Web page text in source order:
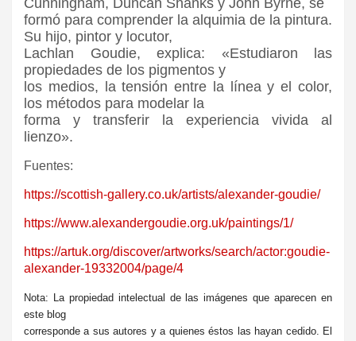
Cunningham, Duncan Shanks y John Byrne, se
formó para comprender la alquimia de la pintura.
Su hijo, pintor y locutor,
Lachlan Goudie, explica: «Estudiaron las
propiedades de los pigmentos y
los medios, la tensión entre la línea y el color,
los métodos para modelar la
forma y transferir la experiencia vivida al
lienzo».
Fuentes:
https://scottish-gallery.co.uk/artists/alexander-goudie/
https://www.alexandergoudie.org.uk/paintings/1/
https://artuk.org/discover/artworks/search/actor:goudie-
alexander-19332004/page/4
Nota: La propiedad intelectual de las imágenes que aparecen en
este blog
corresponde a sus autores y a quienes éstos las hayan cedido. El